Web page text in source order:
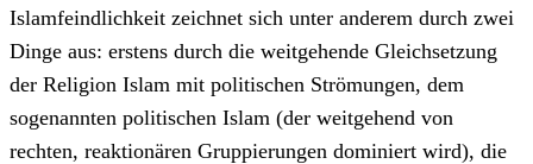
Islamfeindlichkeit zeichnet sich unter anderem durch zwei
Dinge aus: erstens durch die weitgehende Gleichsetzung
der Religion Islam mit politischen Strömungen, dem
sogenannten politischen Islam (der weitgehend von
rechten, reaktionären Gruppierungen dominiert wird), die